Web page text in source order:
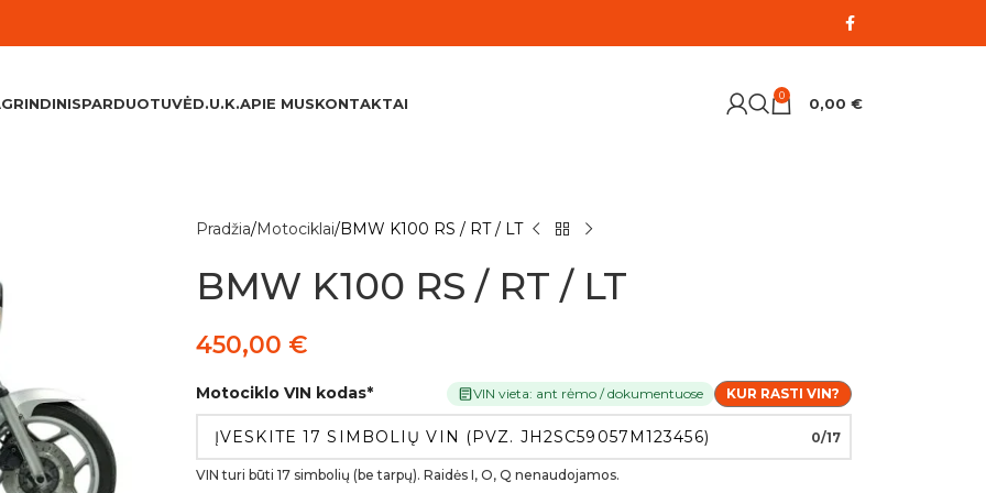
PARDUOTUVĖD.U.K.APIE MUSKONTAKTAI 0 0,00 €
Pradžia Motociklai BMW K100 RS / RT / LT
BMW K100 RS / RT / LT
450,00 €
Motociklo VIN kodas* VIN vieta: ant rėmo / dokumentuose KUR RASTI VIN?
0/17
VIN turi būti 17 simbolių (be tarpų). Raidės I, O, Q nenaudojamos.